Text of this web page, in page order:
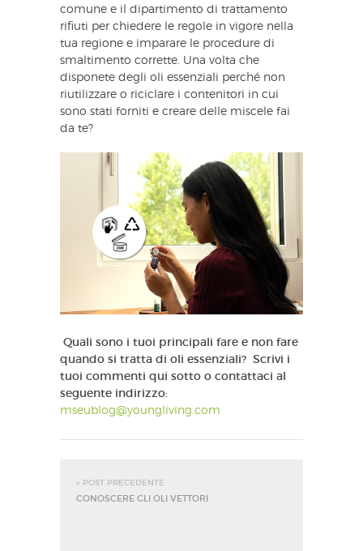
comune e il dipartimento di trattamento
rifiuti per chiedere le regole in vigore nella
tua regione e imparare le procedure di
smaltimento corrette. Una volta che
disponete degli oli essenziali perché non
riutilizzare o riciclare i contenitori in cui
sono stati forniti e creare delle miscele fai
da te?
Quali sono i tuoi principali fare e non fare
quando si tratta di oli essenziali? Scrivi i
tuoi commenti qui sotto o contattaci al
seguente indirizzo:
mseublog@youngliving.com
« POST PRECEDENTE
CONOSCERE GLI OLI VETTORI